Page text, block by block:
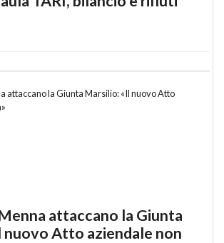
attaccano la Giunta
nuovo Atto aziendale non